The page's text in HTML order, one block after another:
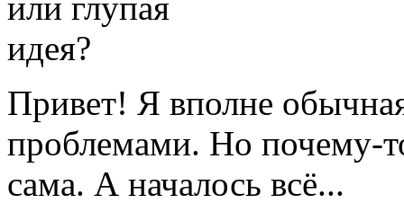
Привет! Я вполне
проблемами. Но почему-
сама. А началось всё...